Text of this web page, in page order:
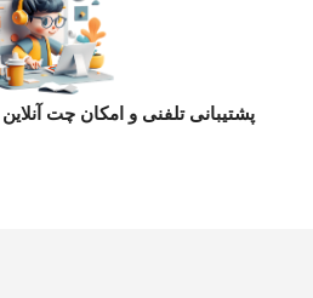
پشتیبانی تلفنی و امکان چت